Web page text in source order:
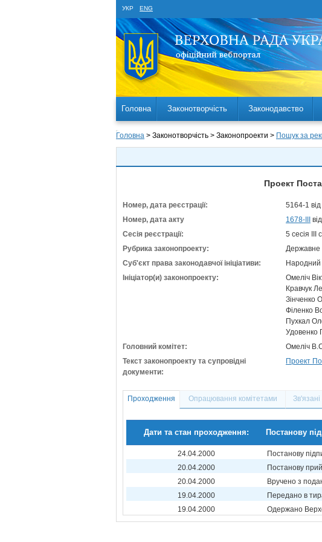
УКР ENG
Головна Законотворчість Законодавство
Головна > Законотворчість > Законопроекти > Пошук за
Проект
Номер, дата реєстрації:
5164-1
Номер, дата акту
1678-III
Сесія реєстрації:
5 сесія III
Рубрика законопроекту:
Державне
Суб'єкт права законодавчої ініціативи:
Народний
Ініціатор(и) законопроекту:
Омеліч
Кравчук
Зінченко
Філенко
Пухкал
Удовенко
Головний комітет:
Омеліч
Текст законопроекту та супровідні
документи:
Проект
Проходження Опрацювання комітетами
Дати та стан проходження: Постанову
24.04.2000
Постанову
20.04.2000
Постанову
20.04.2000
Вручено з
19.04.2000
Передано в
19.04.2000
Одержано